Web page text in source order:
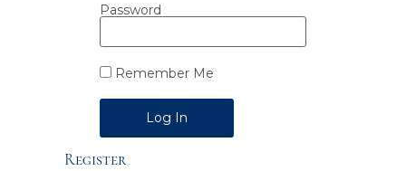
Password
Remember Me
Alternative:
Register